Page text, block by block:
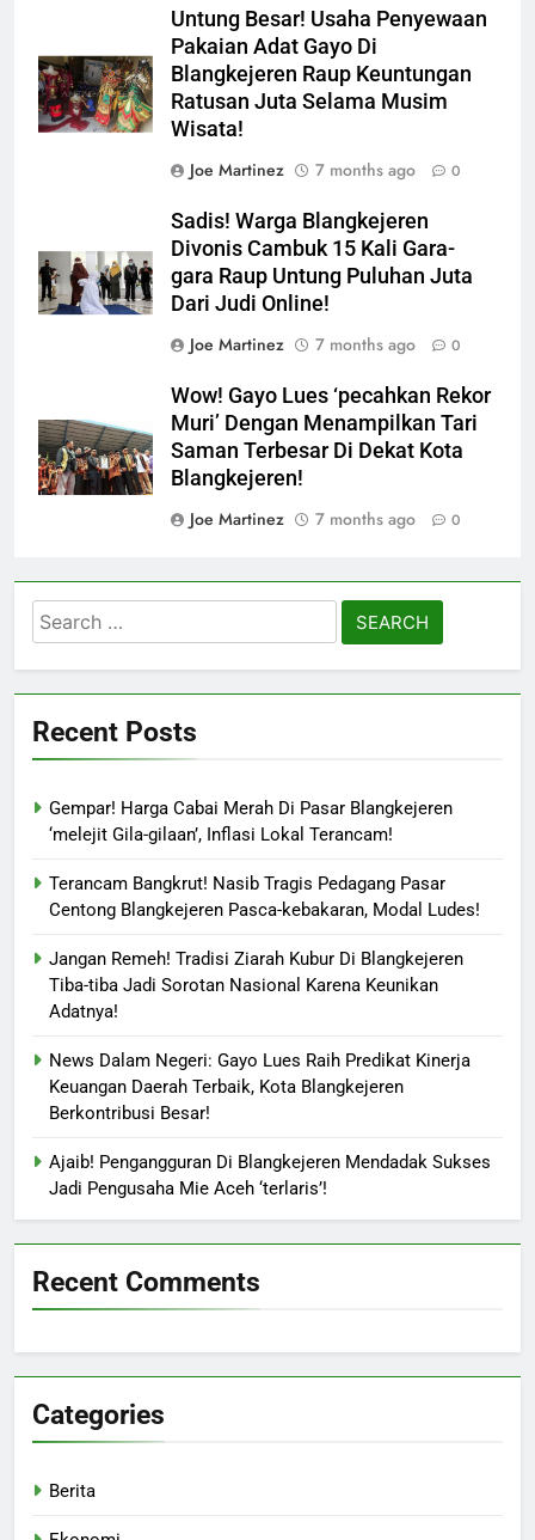
Untung Besar! Usaha Penyewaan
Pakaian Adat Gayo Di
Blangkejeren Raup Keuntungan
Ratusan Juta Selama Musim
Wisata!
Joe Martinez
7 months ago 0
Sadis! Warga Blangkejeren
Divonis Cambuk 15 Kali Gara-
gara Raup Untung Puluhan Juta
Dari Judi Online!
Joe Martinez
7 months ago 0
Wow! Gayo Lues ‘pecahkan Rekor
Muri’ Dengan Menampilkan Tari
Saman Terbesar Di Dekat Kota
Blangkejeren!
Joe Martinez
7 months ago 0
Search
for:
Recent Posts
Gempar! Harga Cabai Merah Di Pasar Blangkejeren
‘melejit Gila-gilaan’, Inflasi Lokal Terancam!
Terancam Bangkrut! Nasib Tragis Pedagang Pasar
Centong Blangkejeren Pasca-kebakaran, Modal Ludes!
Jangan Remeh! Tradisi Ziarah Kubur Di Blangkejeren
Tiba-tiba Jadi Sorotan Nasional Karena Keunikan
Adatnya!
News Dalam Negeri: Gayo Lues Raih Predikat Kinerja
Keuangan Daerah Terbaik, Kota Blangkejeren
Berkontribusi Besar!
Ajaib! Pengangguran Di Blangkejeren Mendadak Sukses
Jadi Pengusaha Mie Aceh ‘terlaris’!
Recent Comments
Categories
Berita